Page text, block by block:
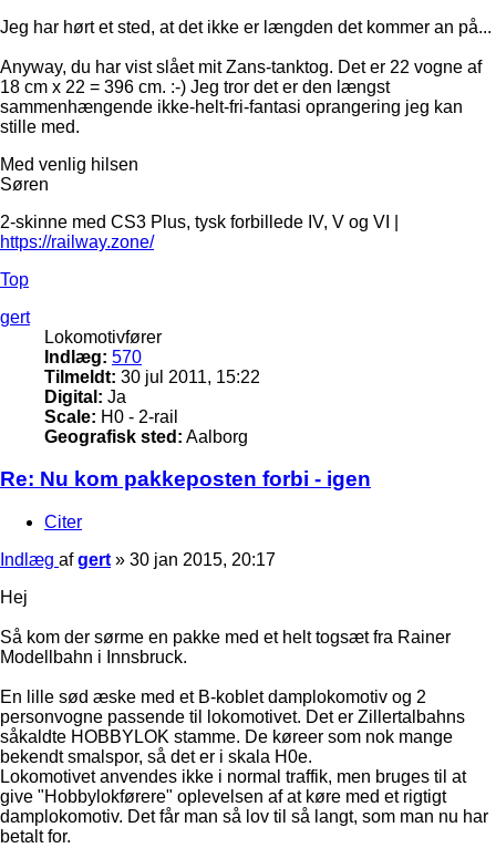
Jeg har hørt et sted, at det ikke er længden det kommer an på...
Anyway, du har vist slået mit Zans-tanktog. Det er 22 vogne af
18 cm x 22 = 396 cm. :-) Jeg tror det er den længst
sammenhængende ikke-helt-fri-fantasi oprangering jeg kan
stille med.
Med venlig hilsen
Søren
2-skinne med CS3 Plus, tysk forbillede IV, V og VI |
https://railway.zone/
Top
gert
Lokomotivfører
Indlæg: 570
Tilmeldt: 30 jul 2011, 15:22
Digital: Ja
Scale: H0 - 2-rail
Geografisk sted: Aalborg
Re: Nu kom pakkeposten forbi - igen
Citer
Indlæg afgert » 30 jan 2015, 20:17
Hej
Så kom der sørme en pakke med et helt togsæt fra Rainer
Modellbahn i Innsbruck.
En lille sød æske med et B-koblet damplokomotiv og 2
personvogne passende til lokomotivet. Det er Zillertalbahns
såkaldte HOBBYLOK stamme. De køreer som nok mange
bekendt smalspor, så det er i skala H0e.
Lokomotivet anvendes ikke i normal traffik, men bruges til at
give "Hobbylokførere" oplevelsen af at køre med et rigtigt
damplokomotiv. Det får man så lov til så langt, som man nu har
betalt for.